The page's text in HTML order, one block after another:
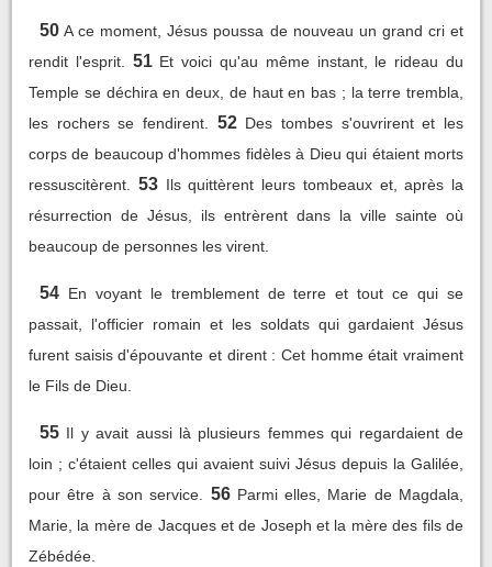
50 A ce moment, Jésus poussa de nouveau un grand cri et
rendit l'esprit.
51 Et voici qu'au même instant, le rideau du
Temple se déchira en deux, de haut en bas ; la terre trembla,
les rochers se fendirent.
52 Des tombes s'ouvrirent et les
corps de beaucoup d'hommes fidèles à Dieu qui étaient morts
ressuscitèrent.
53 Ils quittèrent leurs tombeaux et, après la
résurrection de Jésus, ils entrèrent dans la ville sainte où
beaucoup de personnes les virent.
54 En voyant le tremblement de terre et tout ce qui se
passait, l'officier romain et les soldats qui gardaient Jésus
furent saisis d'épouvante et dirent : Cet homme était vraiment
le Fils de Dieu.
55 Il y avait aussi là plusieurs femmes qui regardaient de
loin ; c'étaient celles qui avaient suivi Jésus depuis la Galilée,
pour être à son service.
56 Parmi elles, Marie de Magdala,
Marie, la mère de Jacques et de Joseph et la mère des fils de
Zébédée.